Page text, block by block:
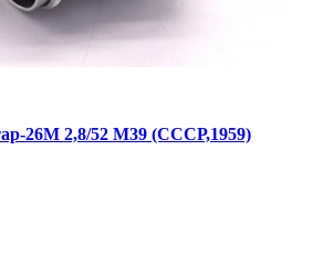
26М 2,8/52 М39 (СССР,1959)